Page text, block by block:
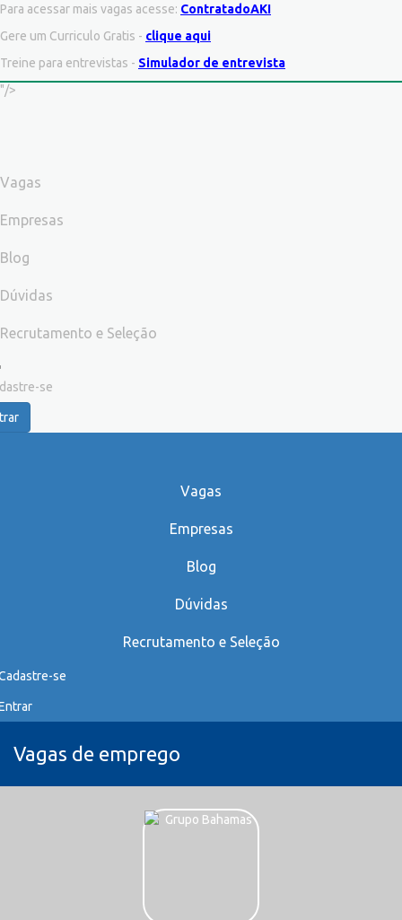
Para acessar mais vagas acesse: ContratadoAKI
Gere um Curriculo Gratis - clique aqui
Treine para entrevistas - Simulador de entrevista
"/>
Vagas
Empresas
Blog
Dúvidas
Recrutamento e Seleção
se
Vagas
Empresas
Blog
Dúvidas
Recrutamento e Seleção
se
Vagas de emprego